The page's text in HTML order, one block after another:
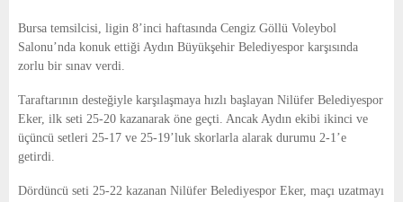
E
N
U
Bursa temsilcisi, ligin 8’inci haftasında Cengiz Göllü Voleybol
Salonu’nda konuk ettiği Aydın Büyükşehir Belediyespor karşısında
zorlu bir sınav verdi.
Taraftarının desteğiyle karşılaşmaya hızlı başlayan Nilüfer Belediyespor
Eker, ilk seti 25-20 kazanarak öne geçti. Ancak Aydın ekibi ikinci ve
üçüncü setleri 25-17 ve 25-19’luk skorlarla alarak durumu 2-1’e
getirdi.
Dördüncü seti 25-22 kazanan Nilüfer Belediyespor Eker, maçı uzatmayı